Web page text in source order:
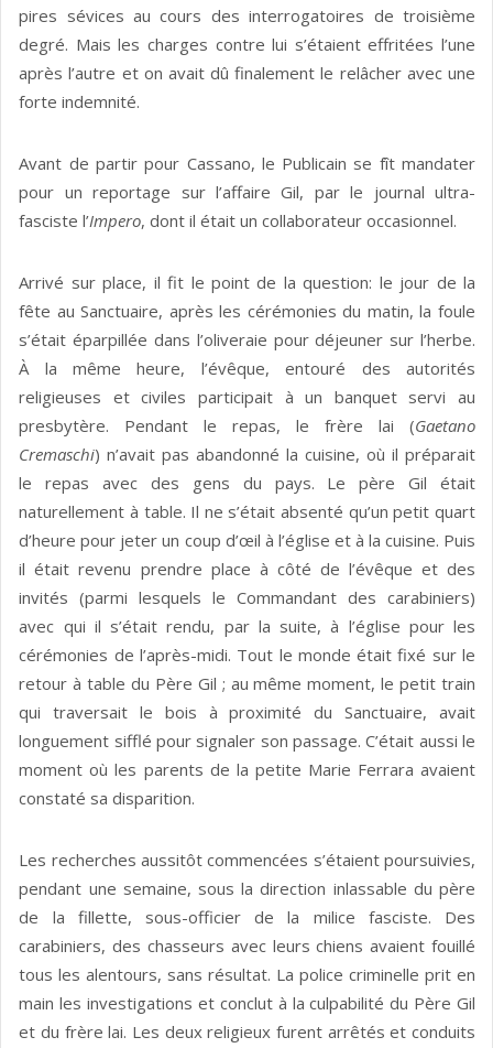
pires sévices au cours des interrogatoires de troisième
degré. Mais les charges contre lui s’étaient effritées l’une
après l’autre et on avait dû finale­ment le relâcher avec une
forte indemnité.
Avant de partir pour Cassano, le Publicain se fît mandater
pour un reportage sur l’affaire Gil, par le journal ultra-
fasciste l’Impero, dont il était un collaborateur occasionnel.
Arrivé sur place, il fit le point de la question: le jour de la
fête au Sanctuaire, après les cérémonies du matin, la foule
s’était éparpillée dans l’oliveraie pour déjeuner sur l’herbe.
À la même heure, l’évêque, entouré des autorités
religieuses et civiles participait à un banquet servi au
presbytère. Pendant le repas, le frère lai (Gaetano
Cremaschi) n’avait pas abandonné la cuisine, où il préparait
le repas avec des gens du pays. Le père Gil était
naturellement à table. Il ne s’était absenté qu’un petit quart
d’heure pour jeter un coup d’œil à l’église et à la cuisine. Puis
il était revenu prendre place à côté de l’évêque et des
invités (parmi lesquels le Commandant des carabiniers)
avec qui il s’était rendu, par la suite, à l’église pour les
cérémonies de l’après-midi. Tout le monde était fixé sur le
retour à table du Père Gil ; au même moment, le petit train
qui tra­versait le bois à proximité du Sanctuaire, avait
longuement sifflé pour signaler son passage. C’était aussi le
moment où les parents de la petite Marie Ferrara avaient
constaté sa disparition.
Les recherches aussitôt commencées s’étaient poursuivies,
pendant une semaine, sous la direction inlassable du père
de la fillette, sous-officier de la milice fasciste. Des
carabiniers, des chasseurs avec leurs chiens avaient fouillé
tous les alentours, sans résultat. La police criminelle prit en
main les investigations et conclut à la culpabilité du Père Gil
et du frère lai. Les deux religieux furent arrêtés et conduits